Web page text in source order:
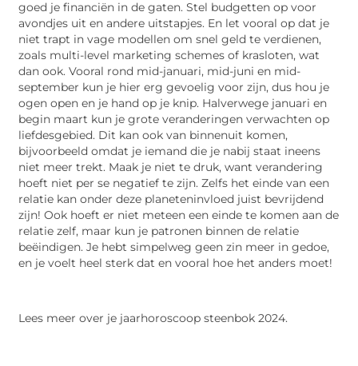
goed je financiën in de gaten. Stel budgetten op voor
avondjes uit en andere uitstapjes. En let vooral op dat je
niet trapt in vage modellen om snel geld te verdienen,
zoals multi-level marketing schemes of krasloten, wat
dan ook. Vooral rond mid-januari, mid-juni en mid-
september kun je hier erg gevoelig voor zijn, dus hou je
ogen open en je hand op je knip. Halverwege januari en
begin maart kun je grote veranderingen verwachten op
liefdesgebied. Dit kan ook van binnenuit komen,
bijvoorbeeld omdat je iemand die je nabij staat ineens
niet meer trekt. Maak je niet te druk, want verandering
hoeft niet per se negatief te zijn. Zelfs het einde van een
relatie kan onder deze planeteninvloed juist bevrijdend
zijn! Ook hoeft er niet meteen een einde te komen aan de
relatie zelf, maar kun je patronen binnen de relatie
beëindigen. Je hebt simpelweg geen zin meer in gedoe,
en je voelt heel sterk dat en vooral hoe het anders moet!
Lees meer over je jaarhoroscoop steenbok 2024.